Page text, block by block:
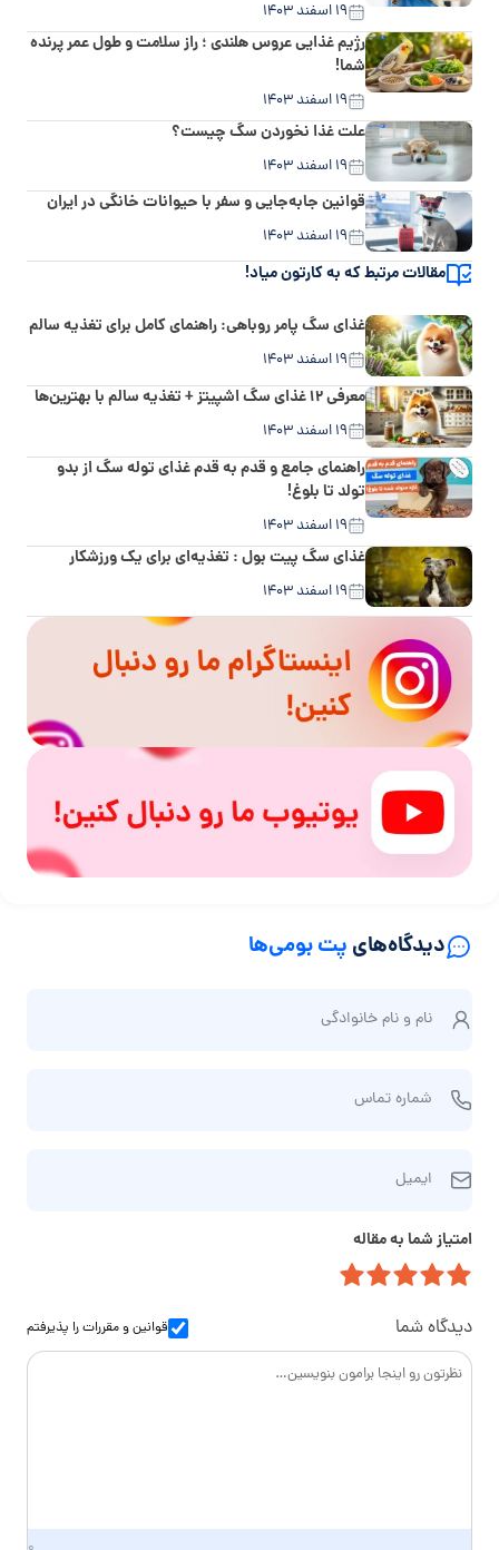
۱۹ اسفند ۱۴۰۳
رژیم غذایی عروس هلندی ؛ راز سلامت و طول عمر پرنده
شما!
۱۹ اسفند ۱۴۰۳
علت غذا نخوردن سگ چیست؟
۱۹ اسفند ۱۴۰۳
قوانین جابه‌جایی و سفر با حیوانات خانگی در ایران
۱۹ اسفند ۱۴۰۳
مقالات مرتبط که به کارتون میاد!
غذای سگ پامر روباهی: راهنمای کامل برای تغذیه سالم
۱۹ اسفند ۱۴۰۳
معرفی ۱۲ غذای سگ اشپیتز + تغذیه سالم با بهترین‌ها
۱۹ اسفند ۱۴۰۳
راهنمای جامع و قدم به قدم غذای توله سگ از بدو
تولد تا بلوغ!
۱۹ اسفند ۱۴۰۳
غذای سگ پیت بول : تغذیه‌ای برای یک ورزشکار
۱۹ اسفند ۱۴۰۳
دیدگاه‌های پت بومی‌ها
و
م‌
ا
ن
ا
د
گ
نام و نام‌ خانوادگی
م
ر
ا
شماره تماس
ی
ی
ل
ایمیل
امتیاز شما به مقاله
دیدگاه شما قوانین و مقرراترا پذیرفتم